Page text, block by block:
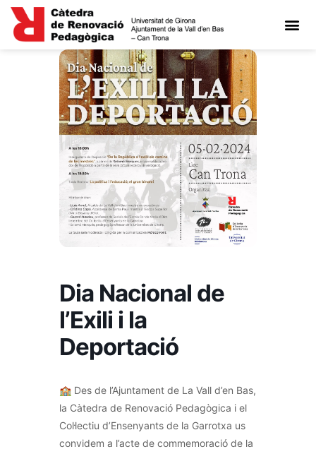
Dia Nacional de
l’Exili i la
Deportació
🏫 Des de l’Ajuntament de La Vall d’en Bas,
la Càtedra de Renovació Pedagògica i el
Col·lectiu d’Ensenyants de la Garrotxa us
convidem a l’acte de commemoració de la